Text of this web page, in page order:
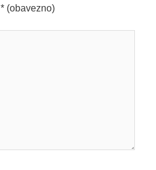
* (obavezno)